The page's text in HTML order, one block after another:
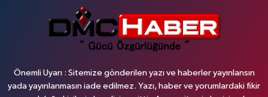
Önemli Uyarı : Sitemize gönderilen yazı ve haberler yayınlansın
yada yayınlanmasın iade edilmez. Yazı, haber ve yorumlardaki fikir